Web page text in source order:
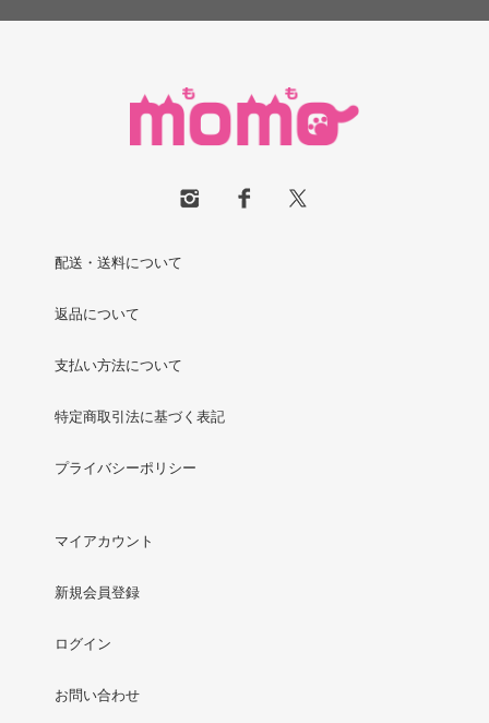
配送・送料について
返品について
支払い方法について
特定商取引法に基づく表記
プライバシーポリシー
マイアカウント
新規会員登録
ログイン
お問い合わせ